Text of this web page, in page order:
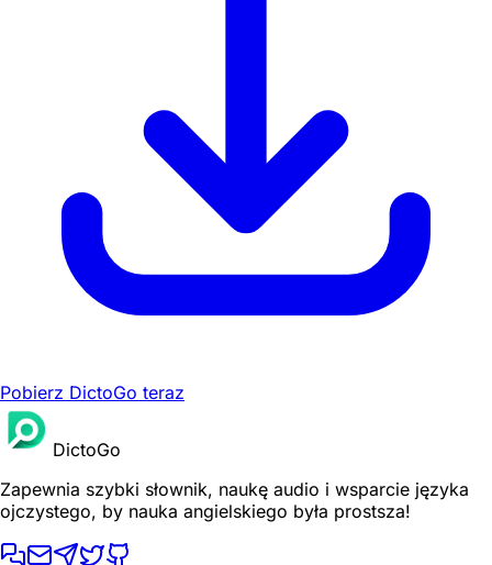
Pobierz DictoGo teraz
DictoGo
Zapewnia szybki słownik, naukę audio i wsparcie języka
ojczystego, by nauka angielskiego była prostsza!